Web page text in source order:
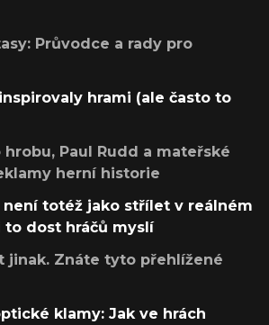
Průvodce a rady pro
hrami (ale často to
Paul Rudd a mateřské
herní historie
totéž jako střílet v reálném
to dost hráčů myslí
jinak. Znáte tyto přehlížené
klamy: Jak ve hrách